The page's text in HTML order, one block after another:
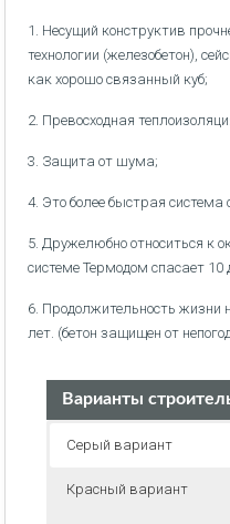
1. Несущий конструктив
технологии (железобетон),
как хорошо связанный куб;
2. Превосходная
3. Защита от шума;
4. Это более быстрая система
5. Дружелюбно относиться к
системе Термодом спасает 10
6. Продолжительность жизни
лет. (бетон защищен от
Варианты
Серый вариант
Красный вариант